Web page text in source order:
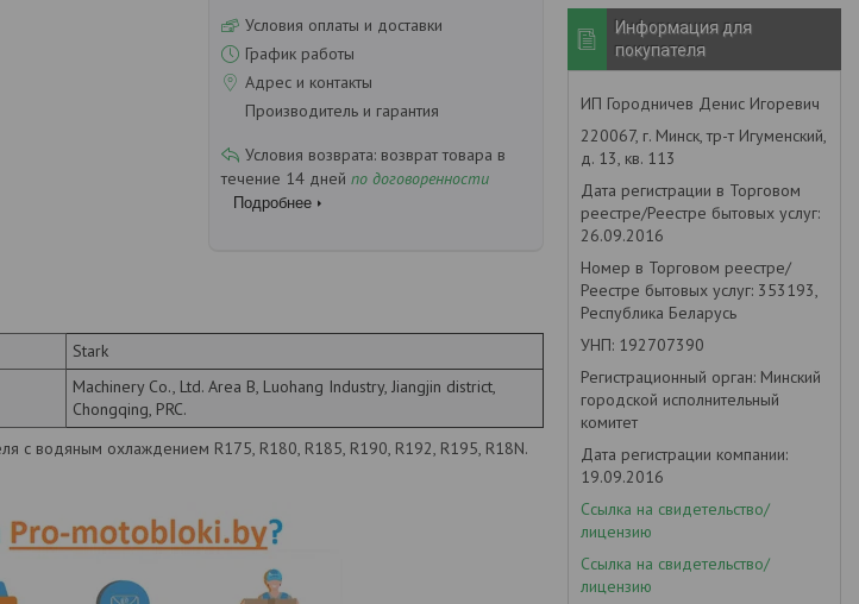
Условия оплаты и доставки
График работы
Адрес и контакты
Производитель и гарантия
возврат товара в
течение 14 дней по договоренности
Подробнее
Stark
Machinery Co., Ltd. Area B, Luohang Industry, Jiangjin district,
Chongqing, PRC.
с водяным охлаждением R175, R180, R185, R190, R192, R195, R18N.
Информация для
покупателя
ИП Городничев Денис Игоревич
220067, г. Минск, тр-т Игуменский,
д. 13, кв. 113
Дата регистрации в Торговом
реестре/Реестре бытовых услуг:
26.09.2016
Номер в Торговом реестре/
Реестре бытовых услуг: 353193,
Республика Беларусь
УНП: 192707390
Регистрационный орган: Минский
городской исполнительный
комитет
Дата регистрации компании:
19.09.2016
Ссылка на свидетельство/
лицензию
Ссылка на свидетельство/
лицензию